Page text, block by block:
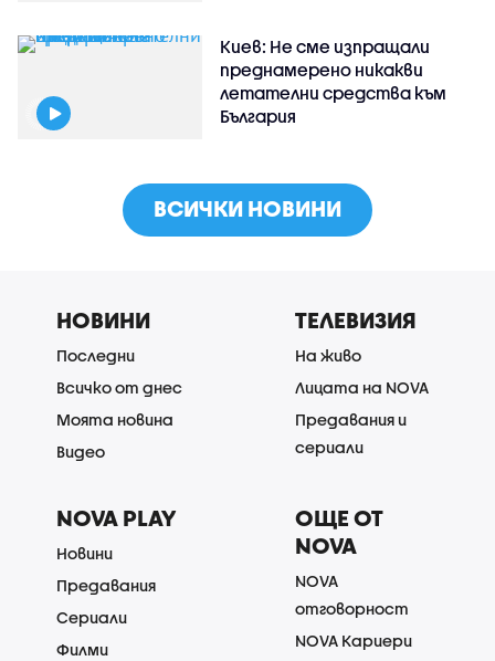
Киев: Не сме изпращали
преднамерено никакви
летателни средства към
България
ВСИЧКИ НОВИНИ
НОВИНИ
Последни
Всичко от днес
Моята новина
Видео
ТЕЛЕВИЗИЯ
На живо
Лицата на NOVA
Предавания и
сериали
NOVA PLAY
Новини
Предавания
Сериали
Филми
ОЩЕ ОТ
NOVA
NOVA
отговорност
NOVA Кариери